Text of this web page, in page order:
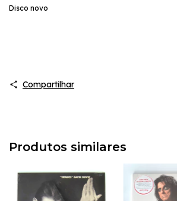
Disco novo
Compartilhar
Produtos similares